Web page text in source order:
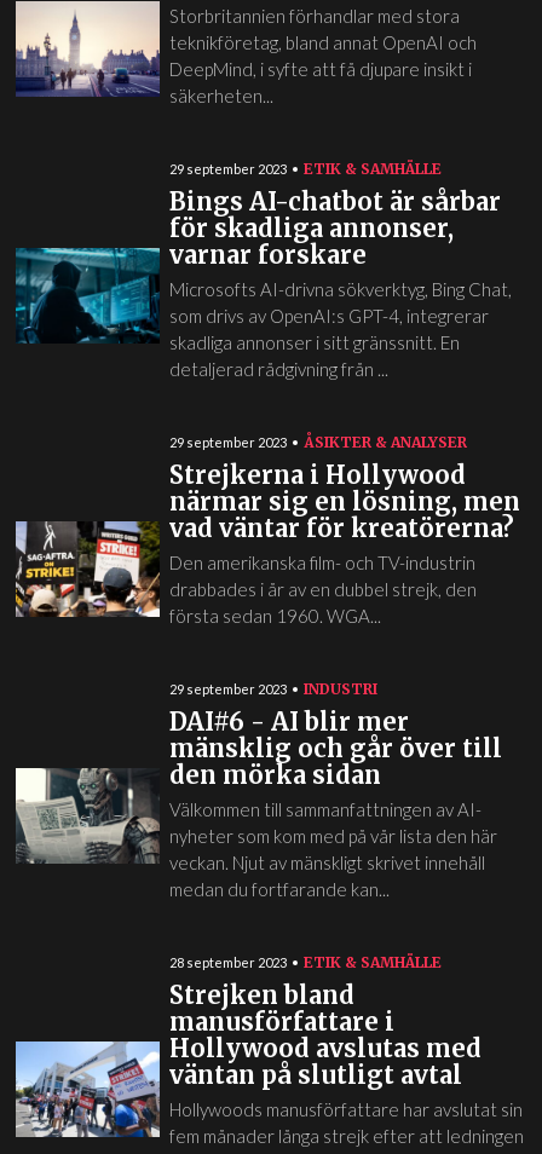
Storbritannien förhandlar med stora
teknikföretag, bland annat OpenAI och
DeepMind, i syfte att få djupare insikt i
säkerheten...
29 september 2023 ETIK & SAMHÄLLE
Bings AI-chatbot är sårbar
för skadliga annonser,
varnar forskare
Microsofts AI-drivna sökverktyg, Bing Chat,
som drivs av OpenAI:s GPT-4, integrerar
skadliga annonser i sitt gränssnitt. En
detaljerad rådgivning från ...
29 september 2023 ÅSIKTER & ANALYSER
Strejkerna i Hollywood
närmar sig en lösning, men
vad väntar för kreatörerna?
Den amerikanska film- och TV-industrin
drabbades i år av en dubbel strejk, den
första sedan 1960. WGA...
29 september 2023 INDUSTRI
DAI#6 - AI blir mer
mänsklig och går över till
den mörka sidan
Välkommen till sammanfattningen av AI-
nyheter som kom med på vår lista den här
veckan. Njut av mänskligt skrivet innehåll
medan du fortfarande kan...
28 september 2023 ETIK & SAMHÄLLE
Strejken bland
manusförfattare i
Hollywood avslutas med
väntan på slutligt avtal
Hollywoods manusförfattare har avslutat sin
fem månader långa strejk efter att ledningen